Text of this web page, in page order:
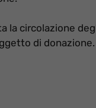
la circolazione
di donazione.